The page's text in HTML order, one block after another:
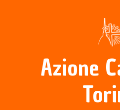
Azione